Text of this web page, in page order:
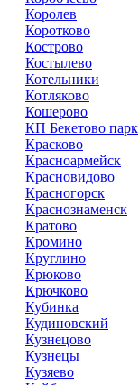
Королев
Коротково
Кострово
Костылево
Котельники
Котляково
Кошерово
КП Бекетово парк
Красково
Красноармейск
Красновидово
Красногорск
Краснознаменск
Кратово
Кромино
Круглино
Крюково
Крючково
Кубинка
Кудиновский
Кузнецово
Кузнецы
Кузяево